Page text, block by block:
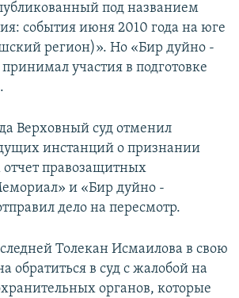
под названием
события июня 2010 года на юге
регион)». Но «Бир дуйно -
участия в подготовке
Верховный суд отменил
инстанций о признании
правозащитных
и «Бир дуйно -
дело на пересмотр.
Толекан Исмаилова в свою
обратиться в суд с жалобой на
органов, которые